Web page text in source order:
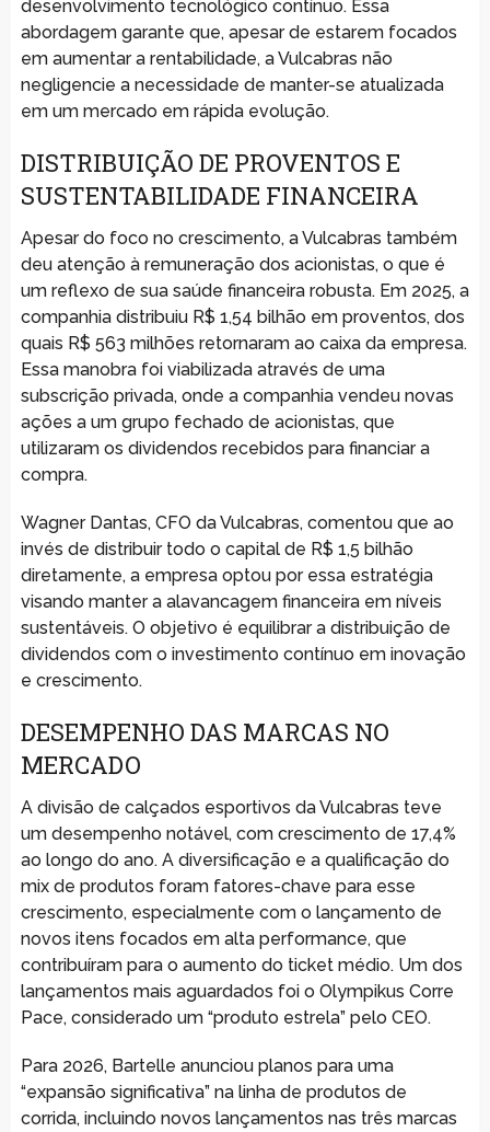
desenvolvimento tecnológico contínuo. Essa
abordagem garante que, apesar de estarem focados
em aumentar a rentabilidade, a Vulcabras não
negligencie a necessidade de manter-se atualizada
em um mercado em rápida evolução.
DISTRIBUIÇÃO DE PROVENTOS E
SUSTENTABILIDADE FINANCEIRA
Apesar do foco no crescimento, a Vulcabras também
deu atenção à remuneração dos acionistas, o que é
um reflexo de sua saúde financeira robusta. Em 2025, a
companhia distribuiu R$ 1,54 bilhão em proventos, dos
quais R$ 563 milhões retornaram ao caixa da empresa.
Essa manobra foi viabilizada através de uma
subscrição privada, onde a companhia vendeu novas
ações a um grupo fechado de acionistas, que
utilizaram os dividendos recebidos para financiar a
compra.
Wagner Dantas, CFO da Vulcabras, comentou que ao
invés de distribuir todo o capital de R$ 1,5 bilhão
diretamente, a empresa optou por essa estratégia
visando manter a alavancagem financeira em níveis
sustentáveis. O objetivo é equilibrar a distribuição de
dividendos com o investimento contínuo em inovação
e crescimento.
DESEMPENHO DAS MARCAS NO
MERCADO
A divisão de calçados esportivos da Vulcabras teve
um desempenho notável, com crescimento de 17,4%
ao longo do ano. A diversificação e a qualificação do
mix de produtos foram fatores-chave para esse
crescimento, especialmente com o lançamento de
novos itens focados em alta performance, que
contribuíram para o aumento do ticket médio. Um dos
lançamentos mais aguardados foi o Olympikus Corre
Pace, considerado um “produto estrela” pelo CEO.
Para 2026, Bartelle anunciou planos para uma
“expansão significativa” na linha de produtos de
corrida, incluindo novos lançamentos nas três marcas